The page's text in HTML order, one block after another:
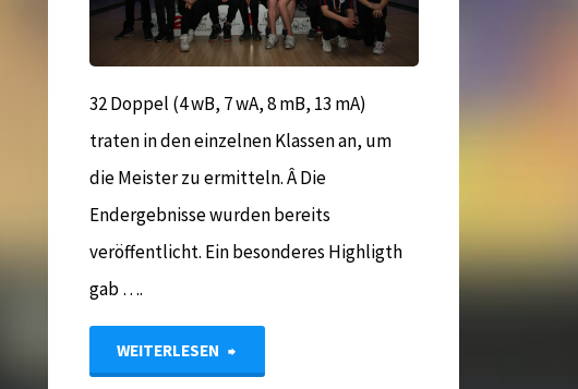
32 Doppel (4 wB, 7 wA, 8 mB, 13 mA)
traten in den einzelnen Klassen an, um
die Meister zu ermitteln. Â Die
Endergebnisse wurden bereits
veröffentlicht. Ein besonderes Highligth
gab ….
WEITERLESEN